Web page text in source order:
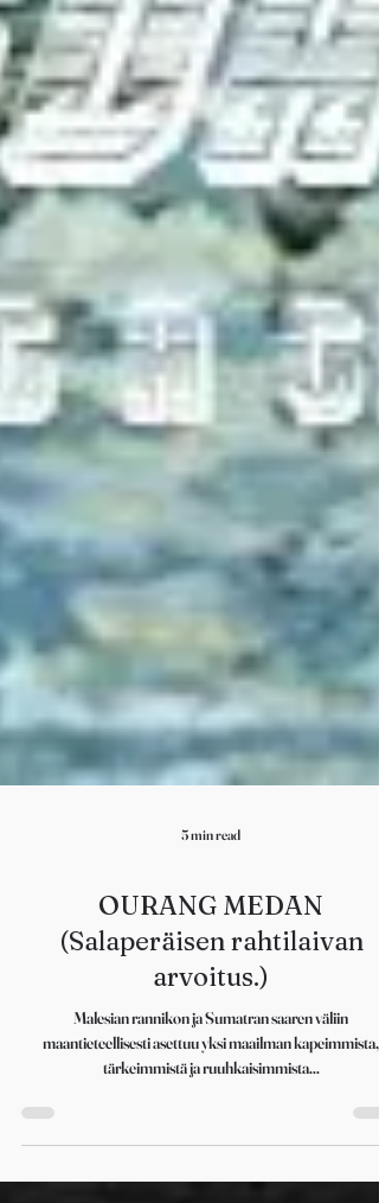
5 min read
OURANG MEDAN
(Salaperäisen rahtilaivan
arvoitus.)
maantieteellisesti asettuu yksi maailman kapeimmista,